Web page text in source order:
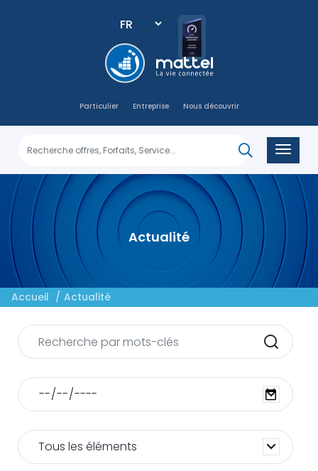
Particulier Entreprise Nous découvrir
Select
your
language
Actualité
Accueil Actualité
Tous les éléments